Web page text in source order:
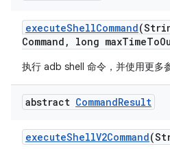
executeShellCommand
Command , long maxTimeTo
执行 adb shell 命令，并使用更多
abstract CommandResult
executeShellV2Command